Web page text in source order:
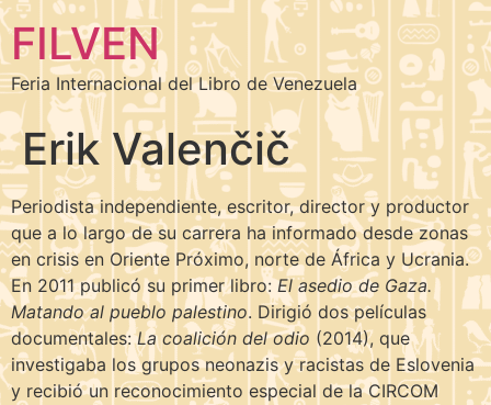
FILVEN
Feria Internacional del Libro de Venezuela
Erik Valenčič
Periodista independiente, escritor, director y productor
que a lo largo de su carrera ha informado desde zonas
en crisis en Oriente Próximo, norte de África y Ucrania.
En 2011 publicó su primer libro:El asedio de Gaza.
Matando al pueblo palestino. Dirigió dos películas
documentales:La coalición del odio (2014), que
investigaba los grupos neonazis y racistas de Eslovenia
y recibió un reconocimiento especial de la CIRCOM